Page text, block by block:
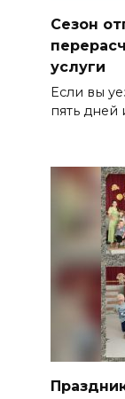
Сезон
услуги
Если вы
пять дней